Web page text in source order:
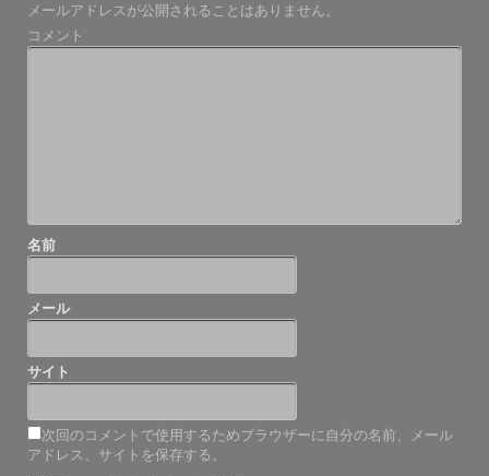
ゲ
ー
メールアドレスが公開されることはありません。
コメント
名前
メール
サイト
次回のコメントで使用するためブラウザーに自分の名前、メール
アドレス、サイトを保存する。